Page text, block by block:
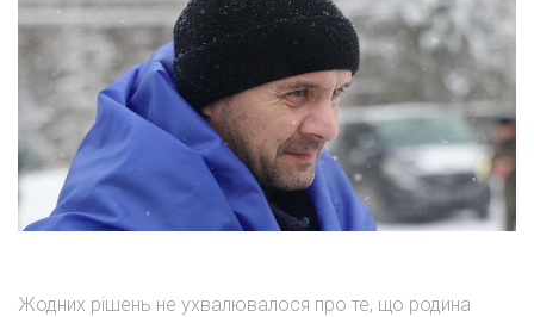
Жодних рішень не ухвалювалося про те, що родина